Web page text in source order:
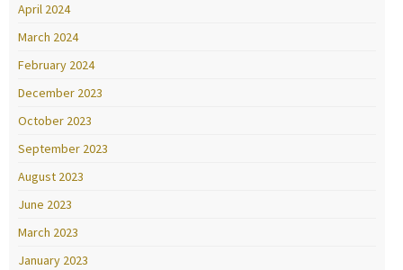
April 2024
March 2024
February 2024
December 2023
October 2023
September 2023
August 2023
June 2023
March 2023
January 2023